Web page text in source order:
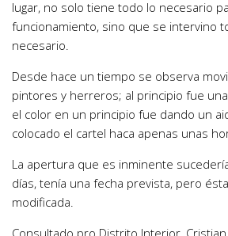
lugar, no solo tiene todo lo necesario
funcionamiento, sino que se intervino
necesario.
Desde hace un tiempo se observa
pintores y herreros; al principio fue
el color en un principio fue dando un
colocado el cartel haca apenas unas
La apertura que es inminente
días, tenía una fecha prevista, pero
modificada.